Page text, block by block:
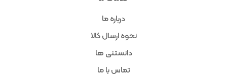
درباره ما
نحوه ارسال کالا
دانستنی ها
تماس با ما